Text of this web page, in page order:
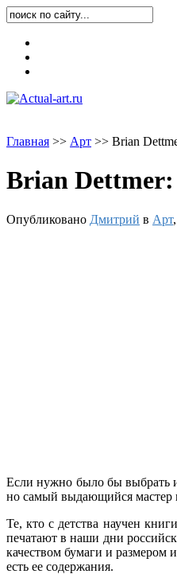
Главная >> Арт >> Brian
Brian Dettmer:
Опубликовано Дмитрий в Арт,
Если нужно было бы выбрать
но самый выдающийся мастер
Те, кто с детства научен
печатают в наши дни
качеством бумаги и размером
есть ее содержания.